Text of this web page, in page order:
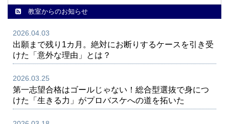
教室からのお知らせ
2026.04.03
出願まで残り1カ月。絶対にお断りするケースを引き受
けた「意外な理由」とは？
2026.03.25
第一志望合格はゴールじゃない！総合型選抜で身につ
けた「生きる力」がプロバスケへの道を拓いた